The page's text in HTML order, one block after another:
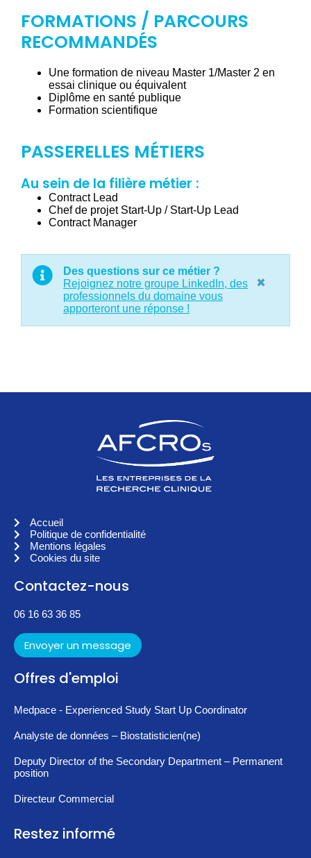
FORMATIONS / PARCOURS
RECOMMANDÉS
Une formation de niveau Master 1/Master 2 en
essai clinique ou équivalent
Diplôme en santé publique
Formation scientifique
PASSERELLES MÉTIERS
Au sein de la filière métier :
Contract Lead
Chef de projet Start-Up / Start-Up Lead
Contract Manager
Des questions sur ce métier ?
Rejoignez notre groupe LinkedIn, des
professionnels du domaine vous
apporteront une réponse !
×
Accueil
Politique de confidentialité
Mentions légales
Cookies du site
Contactez-nous
06 16 63 36 85
Envoyer un message
Offres d'emploi
Medpace - Experienced Study Start Up Coordinator
Analyste de données – Biostatisticien(ne)
Deputy Director of the Secondary Department – Permanent
position
Directeur Commercial
Restez informé